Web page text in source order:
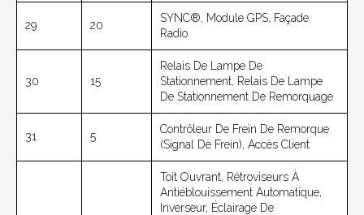
29 20
SYNC®, Module GPS, Façade
Radio
30 15
Relais De Lampe De
Stationnement, Relais De Lampe
De Stationnement De Remorquage
31 5
Contrôleur De Frein De Remorque
(signal De Frein), Accès Client
Toit Ouvrant, Rétroviseurs À
Antiéblouissement Automatique,
Inverseur, Éclairage De